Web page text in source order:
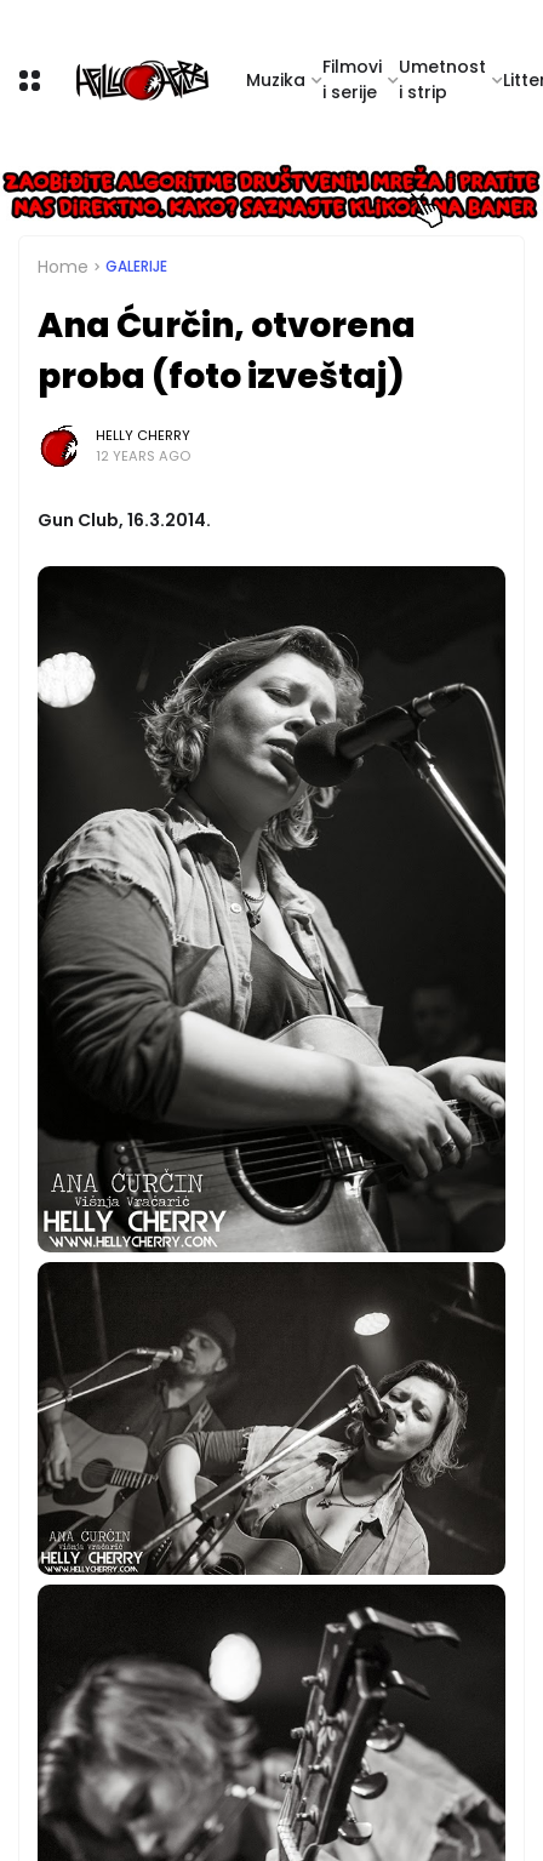
Muzika
Filmovi
i serije
Umetnost
i strip
Home GALERIJE
Ana Ćurčin, otvorena
proba (foto izveštaj)
HELLY CHERRY
12 YEARS AGO
Gun Club, 16.3.2014.